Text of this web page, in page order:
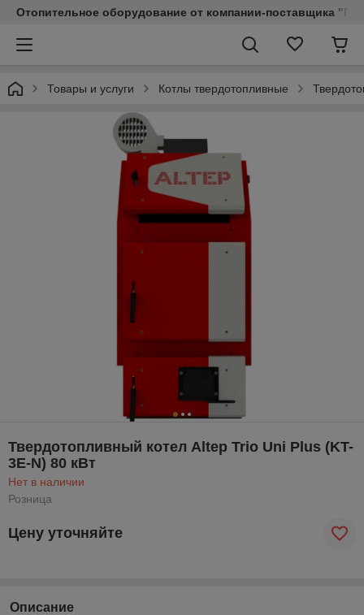
Отопительное оборудование от компании-поставщика
Товары и услуги Котлы твердотопливные
Твердотопливный котел Altep Trio Uni Plus (KT-
3E-N) 80 кВт
Нет в наличии
Розница
Цену уточняйте
Описание